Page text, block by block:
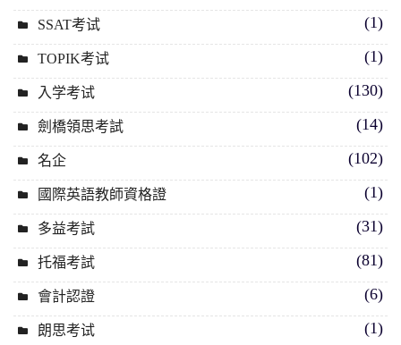
SSAT考试 (1)
TOPIK考试 (1)
入学考试 (130)
劍橋領思考試 (14)
名企 (102)
國際英語教師資格證 (1)
多益考試 (31)
托福考試 (81)
會計認證 (6)
朗思考试 (1)